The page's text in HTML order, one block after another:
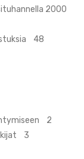
2000
48
2
3